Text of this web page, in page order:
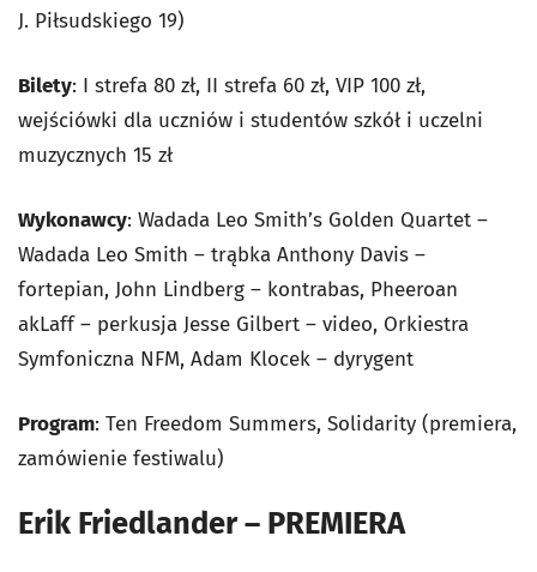
J. Piłsudskiego 19)
Bilety: I strefa 80 zł, II strefa 60 zł, VIP 100 zł,
wejściówki dla uczniów i studentów szkół i uczelni
muzycznych 15 zł
Wykonawcy: Wadada Leo Smith’s Golden Quartet –
Wadada Leo Smith – trąbka Anthony Davis –
fortepian, John Lindberg – kontrabas, Pheeroan
akLaff – perkusja Jesse Gilbert – video, Orkiestra
Symfoniczna NFM, Adam Klocek – dyrygent
Program: Ten Freedom Summers, Solidarity (premiera,
zamówienie festiwalu)
Erik Friedlander – PREMIERA